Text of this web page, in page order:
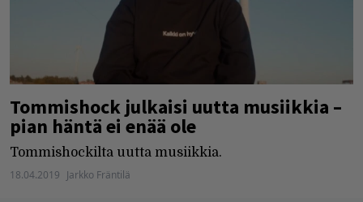
Tommishock julkaisi uutta musiikkia –
pian häntä ei enää ole
Tommishockilta uutta musiikkia.
18.04.2019 Jarkko Fräntilä